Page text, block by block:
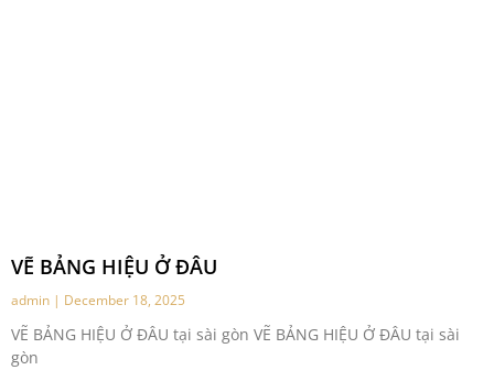
VẼ BẢNG HIỆU Ở ĐÂU
admin December 18, 2025
VẼ BẢNG HIỆU Ở ĐÂU tại sài gòn VẼ BẢNG HIỆU Ở ĐÂU tại sài
gòn